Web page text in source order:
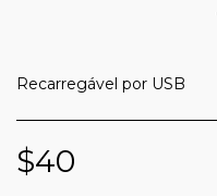
Recarregável por USB
$40